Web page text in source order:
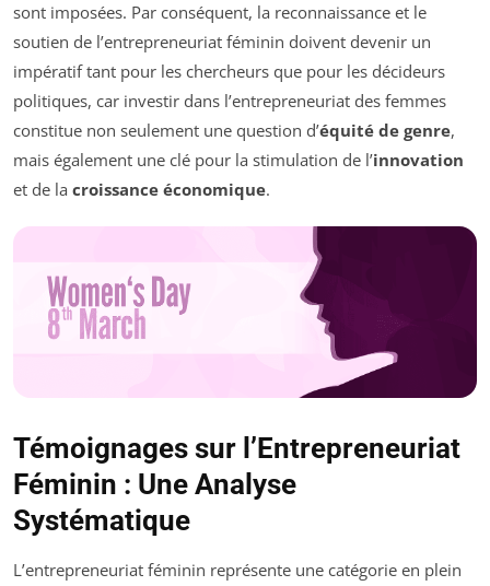
sont imposées. Par conséquent, la reconnaissance et le
soutien de l’entrepreneuriat féminin doivent devenir un
impératif tant pour les chercheurs que pour les décideurs
politiques, car investir dans l’entrepreneuriat des femmes
constitue non seulement une question d’équité de genre,
mais également une clé pour la stimulation de l’innovation
et de la croissance économique.
Témoignages sur l’Entrepreneuriat
Féminin : Une Analyse
Systématique
L’entrepreneuriat féminin représente une catégorie en plein